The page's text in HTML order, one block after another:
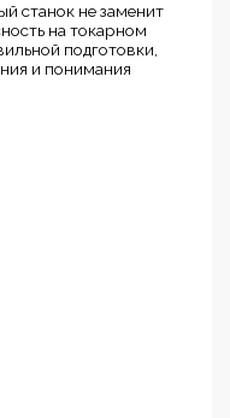
станок не заменит
на токарном
подготовки,
и понимания